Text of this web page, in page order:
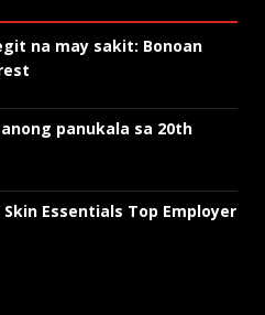
na may sakit: Bonoan
panukala sa 20th
Essentials Top Employer